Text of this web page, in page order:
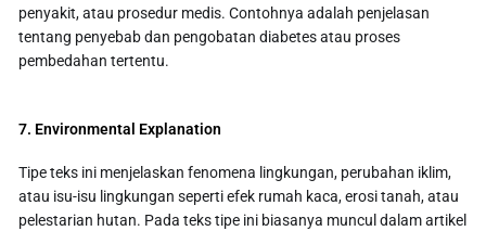
penyakit, atau prosedur medis. Contohnya adalah penjelasan
tentang penyebab dan pengobatan diabetes atau proses
pembedahan tertentu.
7. Environmental Explanation
Tipe teks ini menjelaskan fenomena lingkungan, perubahan iklim,
atau isu-isu lingkungan seperti efek rumah kaca, erosi tanah, atau
pelestarian hutan. Pada teks tipe ini biasanya muncul dalam artikel